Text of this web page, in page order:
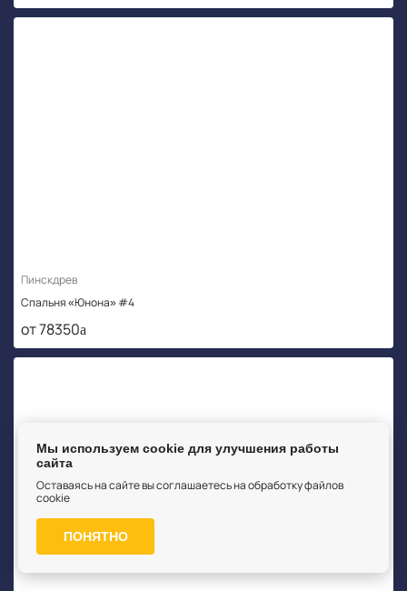
Пинскдрев
Спальня «Юнона» #4
от 78350
Мы используем cookie для улучшения работы
сайта
Оставаясь на сайте вы соглашаетесь на обработку файлов
cookie
ПОНЯТНО